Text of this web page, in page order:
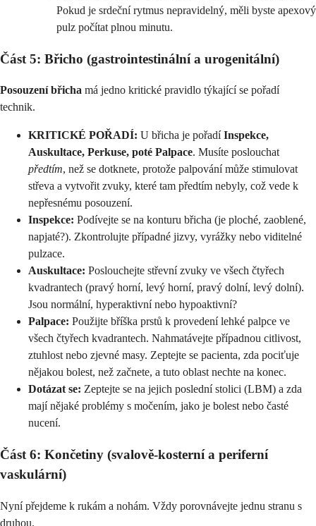
Pokud je srdeční rytmus nepravidelný, měli byste apexový
pulz počítat plnou minutu.
Část 5: Břicho (gastrointestinální a urogenitální)
Posouzení břicha má jedno kritické pravidlo týkající se pořadí
technik.
KRITICKÉ POŘADÍ: U břicha je pořadíInspekce,
Auskultace, Perkuse, poté Palpace. Musíte poslouchat
předtím, než se dotknete, protože palpování může stimulovat
střeva a vytvořit zvuky, které tam předtím nebyly, což vede k
nepřesnému posouzení.
Inspekce: Podívejte se na konturu břicha (je ploché, zaoblené,
napjaté?). Zkontrolujte případné jizvy, vyrážky nebo viditelné
pulzace.
Auskultace: Poslouchejte střevní zvuky ve všech čtyřech
kvadrantech (pravý horní, levý horní, pravý dolní, levý dolní).
Jsou normální, hyperaktivní nebo hypoaktivní?
Palpace: Použijte bříška prstů k provedení lehké palpce ve
všech čtyřech kvadrantech. Nahmatávejte případnou citlivost,
ztuhlost nebo zjevné masy. Zeptejte se pacienta, zda pociťuje
nějakou bolest, než začnete, a tuto oblast nechte na konec.
Dotázat se: Zeptejte se na jejich poslední stolici (LBM) a zda
mají nějaké problémy s močením, jako je bolest nebo časté
nucení.
Část 6: Končetiny (svalově-kosterní a periferní
vaskulární)
Nyní přejdeme k rukám a nohám. Vždy porovnávejte jednu stranu s
druhou.